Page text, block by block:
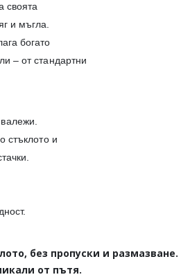
своята
и мъгла.
богато
– от стандартни
стъклото и
без пропуски и размазване.
от пътя.